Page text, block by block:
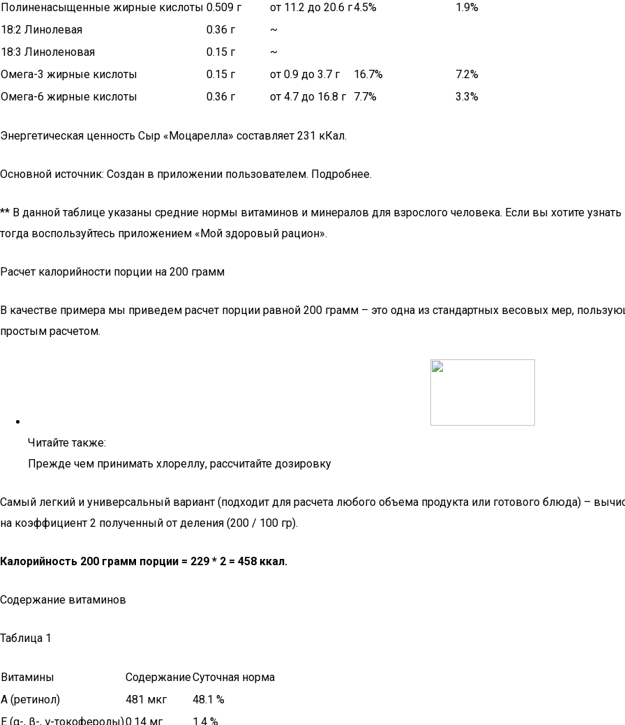
Полиненасыщенные жирные кислоты 0.509 г от 11.2 до 20.6 г4.5%
1.9%
18:2 Линолевая
0.36 г
~
18:3 Линоленовая
0.15 г
~
Омега-3 жирные кислоты
0.15 г от 0.9 до 3.7 г 16.7%
7.2%
Омега-6 жирные кислоты
0.36 г от 4.7 до 16.8 г 7.7% 3.3%
Энергетическая ценность Сыр «Моцарелла» составляет 231 кКал.
Основной источник: Создан в приложении пользователем. Подробнее.
** В данной таблице указаны средние нормы витаминов и минералов для взрослого человека. Если вы хотите
тогда воспользуйтесь приложением «Мой здоровый рацион».
Расчет калорийности порции на 200 грамм
В качестве примера мы приведем расчет порции равной 200 грамм – это одна из стандартных весовых мер,
простым расчетом.
Читайте также:
Прежде чем принимать хлореллу, рассчитайте дозировку
Самый легкий и универсальный вариант (подходит для расчета любого объема продукта или готового блюда) –
на коэффициент 2 полученный от деления (200 / 100 гр).
Калорийность 200 грамм порции = 229 * 2 = 458 ккал.
Содержание витаминов
Таблица 1
Витамины СодержаниеСуточная норма
A (ретинол)
481 мкг
48.1 %
E (α-, β-, γ-токоферолы)0.14 мг 1.4 %